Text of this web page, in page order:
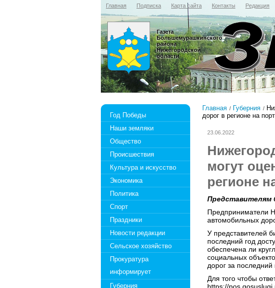
Главная Подписка Карта сайта Контакты Редакция
Газета
Большемурашкинского
района
Нижегородской
области
Год Победы
Наши земляки
Общество
Происшествия
Культура и искусство
Экономика
Политика
Спорт
Праздники
Новости редакции
Сельское хозяйство
Прокуратура
информирует
Губерния
Главная Губерния
дорог в регионе на
23.06.2022
могут
регионе
Представителям
Предприниматели
автомобильных
У представителей
последний год
обеспечена ли
социальных
дорог за последний
Для того чтобы